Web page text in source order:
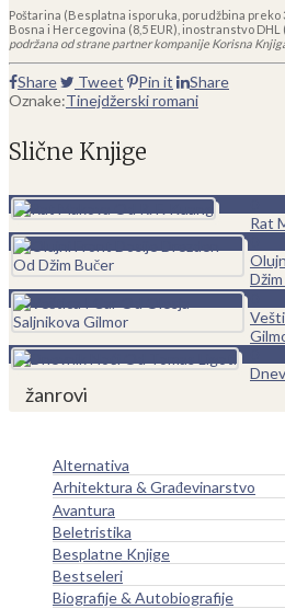
Poštarina (Besplatna isporuka, porudžbina preko
Bosna i Hercegovina (8,5 EUR), inostranstvo DHL
podržana od strane partner kompanije Korisna
Share Tweet Pin it
Share
Oznake:Tinejdžerski romani
Slične Knjige
Rat
žanrovi
Alternativa
Arhitektura & Građevinarstvo
Avantura
Beletristika
Besplatne Knjige
Bestseleri
Biografije & Autobiografije